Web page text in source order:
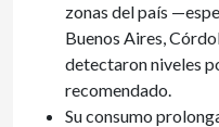
zonas del país
Buenos Aires,
detectaron niveles
recomendado.
Su consumo